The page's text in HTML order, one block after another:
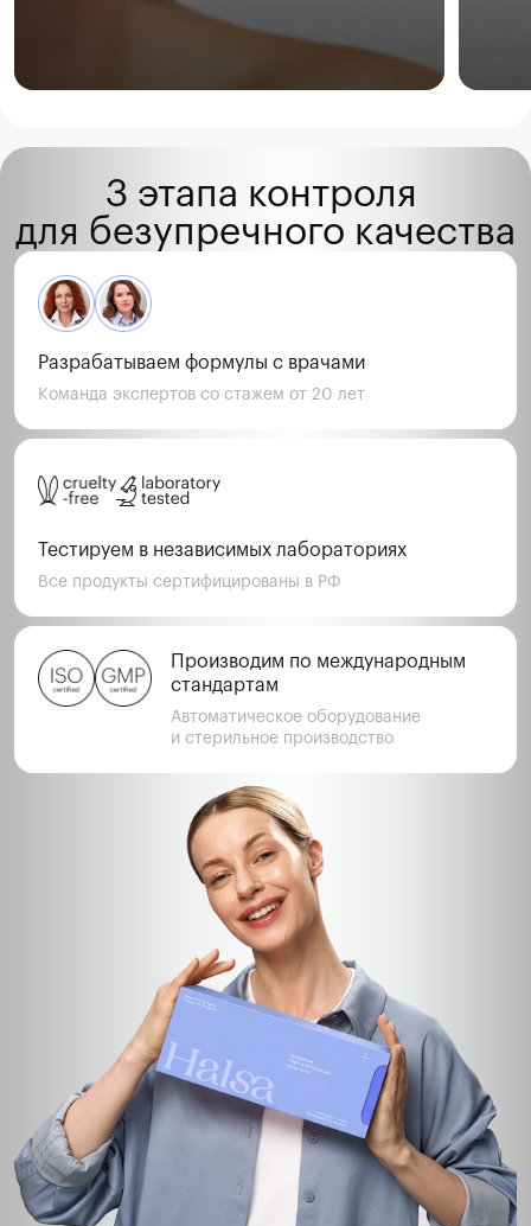
3 этапа контроля
для безупречного качества
Разрабатываем формулы с врачами
Команда экспертов со стажем от 20 лет
Тестируем в независимых лабораториях
Все продукты сертифицированы в РФ
Производим по международным
стандартам
Автоматическое оборудование
и стерильное производство